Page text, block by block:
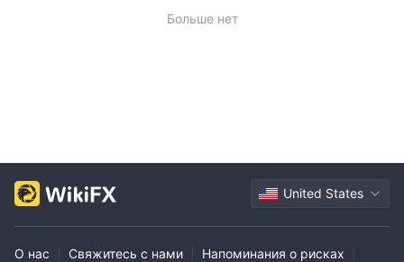
Больше нет
United States
О нас Свяжитесь с нами Напоминания о рисках